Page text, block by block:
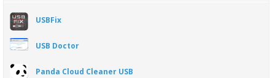
USBFix
USB Doctor
Panda Cloud Cleaner USB